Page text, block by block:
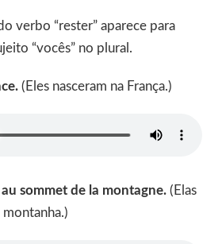
verbo “rester” aparece para
“vocês” no plural.
(Eles nasceram na França.)
sommet de la montagne. (Elas